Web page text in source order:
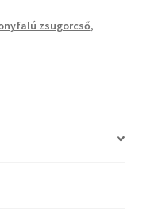
zsugorcső,